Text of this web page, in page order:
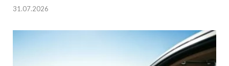
31.07.2026